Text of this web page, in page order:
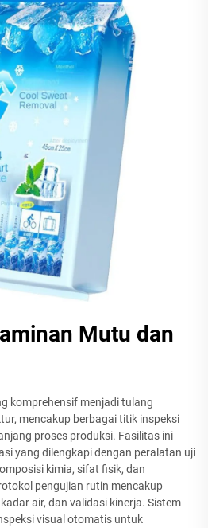
Mutu dan
komprehensif menjadi tulang
mencakup berbagai titik inspeksi
proses produksi. Fasilitas ini
yang dilengkapi dengan peralatan uji
kimia, sifat fisik, dan
pengujian rutin mencakup
air, dan validasi kinerja. Sistem
visual otomatis untuk